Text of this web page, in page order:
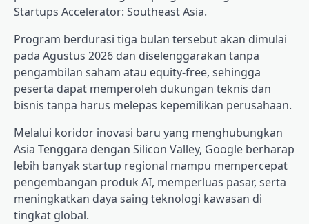
Startups Accelerator: Southeast Asia.
Program berdurasi tiga bulan tersebut akan dimulai
pada Agustus 2026 dan diselenggarakan tanpa
pengambilan saham atau equity-free, sehingga
peserta dapat memperoleh dukungan teknis dan
bisnis tanpa harus melepas kepemilikan perusahaan.
Melalui koridor inovasi baru yang menghubungkan
Asia Tenggara dengan Silicon Valley, Google berharap
lebih banyak startup regional mampu mempercepat
pengembangan produk AI, memperluas pasar, serta
meningkatkan daya saing teknologi kawasan di
tingkat global.